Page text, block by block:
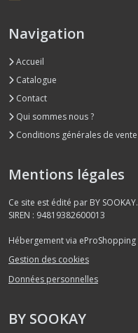
Navigation
Accueil
Catalogue
Contact
Qui sommes nous ?
Conditions générales de vente
Mentions légales
Ce site est édité par BY SOOKAY.
SIREN : 94819382600013
Hébergement via eProShopping
Gestion des cookies
Données personnelles
BY SOOKAY